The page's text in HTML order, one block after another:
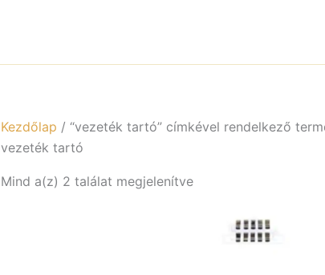
Kezdőlap / “vezeték tartó” címkével rendelkező
vezeték tartó
Mind a(z) 2 találat megjelenítve